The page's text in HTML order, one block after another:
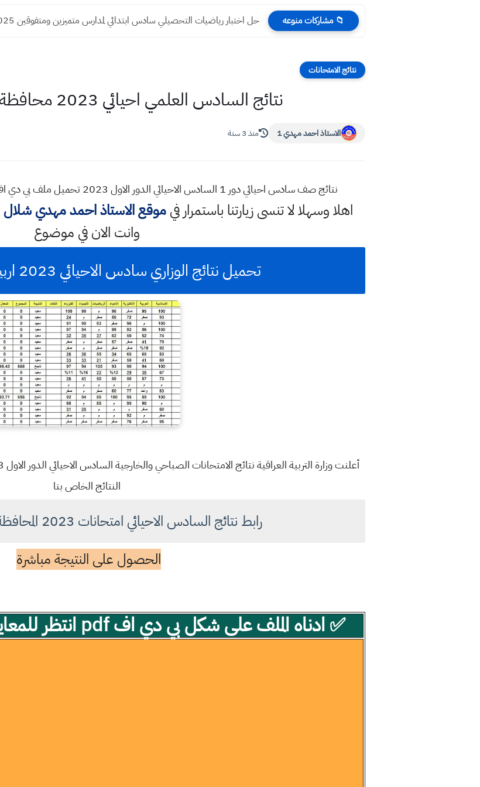
📁 مشاركات منوعه حل اختبار رياضيات التحصيلي سادس ابتدائي لمدارس متميزين ومتفوقين 2025
نتائج الامتحانات
نتائج السادس العلمي احيائي 2023 محافظة اربيل الدور الاول
الاستاذ احمد مهدي 1 منذ 3 سنة
نتائج صف سادس احيائي دور 1 السادس الاحيائي الدور الاول 2023 تحميل ملف بي دي اف لنتائج الاعدادية pdf الوزارية رابط مباشرة
اهلا وسهلالا تنسى زيارتنا باستمرار فيموقع الاستاذ احمد مهدي شلال
وانت الان في موضوع
تحميل نتائج الوزاري سادس الاحيائي 2023 اربيل دور اول pdf
النتائج الخاص بنا
رابط نتائج السادس الاحيائي امتحانات 2023 المحافظة اربيل الدور الاول
الحصول على النتيجة مباشرة
✅ ادناه الملف على شكل بي دي اف pdf انتظر للمعاينة